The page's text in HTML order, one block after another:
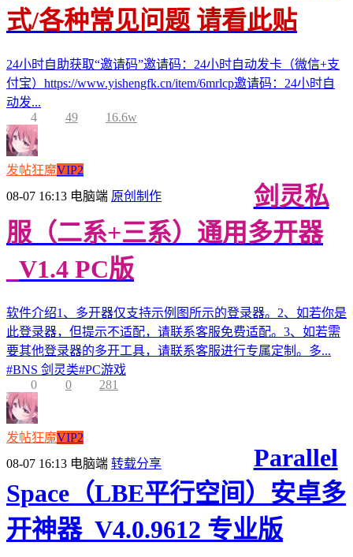
式/各种常见问题 请看此贴
24小时自助获取“邀请码”邀请码：24小时自动发卡（微信+支
付宝）https://www.yishengfk.cn/item/6mrlcp邀请码：24小时自
动发...
4
49 16.6w
发帖狂魔VIP2
08-07 16:13 电脑端 原创制作
剑灵私
服（二系+三系）通用多开器
_V1.4 PC版
软件介绍1、多开器仅支持示例图所示的登录器。2、如若你是
此登录器，但提示不适配，请联系客服免费适配。3、如若需
要其他登录器的多开工具，请联系客服进行专属定制。多...
#BNS 剑灵类#PC游戏
0
0 281
发帖狂魔VIP2
08-07 16:13 电脑端 转载分享
Parallel
Space（LBE平行空间）安卓多
开神器_V4.0.9612 专业版